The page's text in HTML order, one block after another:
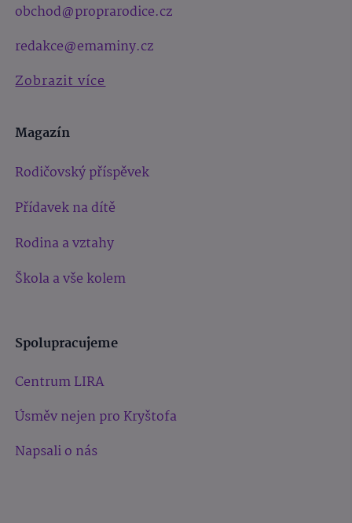
obchod@proprarodice.cz
redakce@emaminy.cz
Zobrazit více
Magazín
Rodičovský příspěvek
Přídavek na dítě
Rodina a vztahy
Škola a vše kolem
Spolupracujeme
Centrum LIRA
Úsměv nejen pro Kryštofa
Napsali o nás